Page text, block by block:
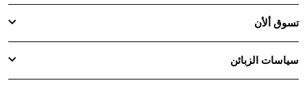
تسوق ألأن
سياسات الزبائن